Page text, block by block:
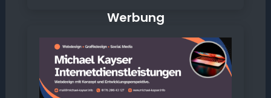
Werbung